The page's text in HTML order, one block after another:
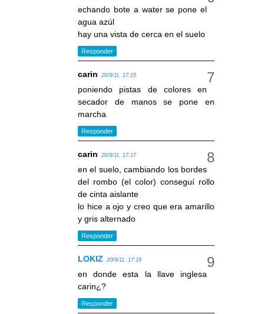
echando bote a water se pone el
agua azúl
hay una vista de cerca en el suelo
Responder
carin 20/9/11, 17:15
poniendo pistas de colores en
secador de manos se pone en
marcha
Responder
carin 20/9/11, 17:17
en el suelo, cambiando los bordes
del rombo (el color) conseguí rollo
de cinta aislante
lo hice a ojo y creo que era amarillo
y gris alternado
Responder
LOKIZ 20/9/11, 17:18
en donde esta la llave inglesa
carin¿?
Responder